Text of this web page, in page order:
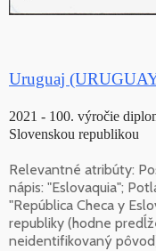
Uruguaj
2021 - 100. výročie
Slovenskou republikou
Relevantné atribúty:
nápis: "Eslovaquia";
"República Checa y
republiky (hodne
neidentifikovaný